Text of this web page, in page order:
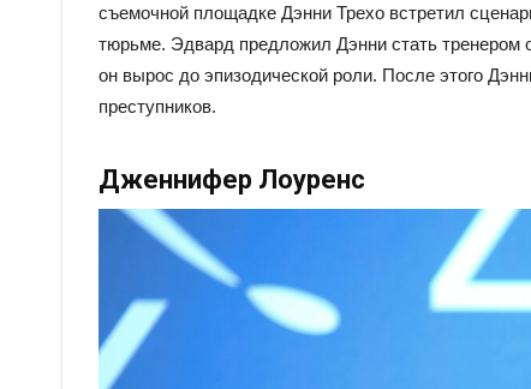
съемочной площадке Дэнни Трехо встретил
тюрьме. Эдвард предложил Дэнни стать тренером
он вырос до эпизодической роли. После этого
преступников.
Дженнифер Лоуренс